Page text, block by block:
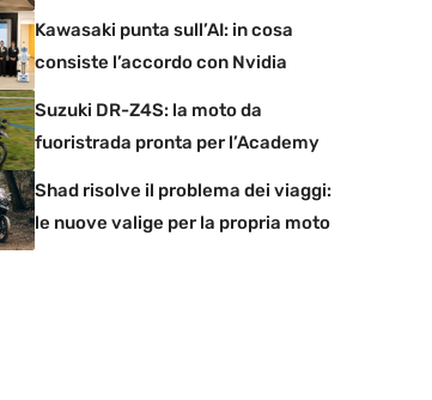
Kawasaki punta sull’AI: in cosa
consiste l’accordo con Nvidia
Suzuki DR-Z4S: la moto da
fuoristrada pronta per l’Academy
Shad risolve il problema dei viaggi:
le nuove valige per la propria moto